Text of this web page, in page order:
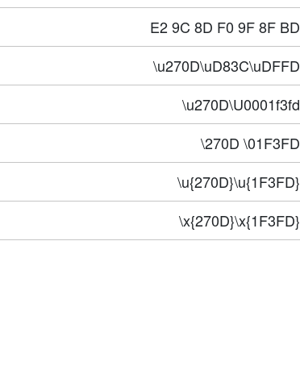
E2 9C 8D F0 9F 8F BD
\u270D\uD83C\uDFFD
\u270D\U0001f3fd
\270D \01F3FD
\u{270D}\u{1F3FD}
\x{270D}\x{1F3FD}